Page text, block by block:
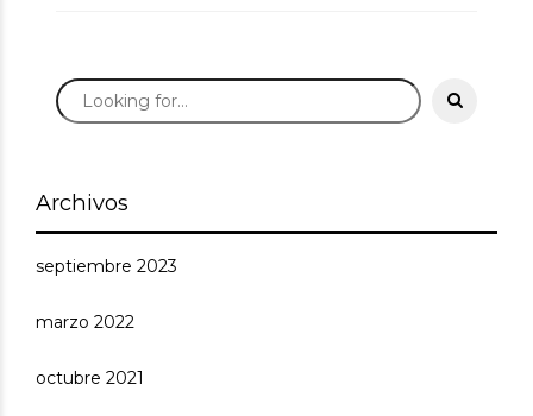
Archivos
septiembre 2023
marzo 2022
octubre 2021